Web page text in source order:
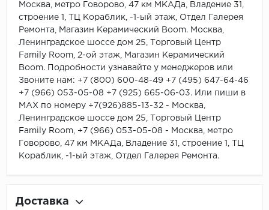
Москва, метро Говорово, 47 км МКАДа, Владение 31,
строение 1, ТЦ Кораблик, -1-ый этаж, Отдел Галерея
Ремонта, Магазин Керамический Boom. Москва,
Ленинградское шоссе дом 25, Торговый Центр
Family Room, 2-ой этаж, Магазин Керамический
Boom. Подробности узнавайте у менеджеров или
Звоните нам: +7 (800) 600-48-49 +7 (495) 647-64-46
+7 (966) 053-05-08 +7 (925) 665-06-03. Или пиши в
MAX по номеру +7(926)885-13-32 - Москва,
Ленинградское шоссе дом 25, Торговый Центр
Family Room, +7 (966) 053-05-08 - Москва, метро
Говорово, 47 км МКАДа, Владение 31, строение 1, ТЦ
Кораблик, -1-ый этаж, Отдел Галерея Ремонта.
Доставка